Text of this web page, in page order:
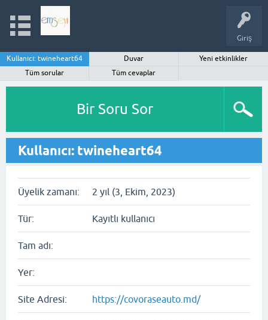
Giriş
Kullanıcı: twineheart64 Duvar
Yeni etkinlikler
Tüm sorular
Tüm cevaplar
Bir Soru Sor
Kullanıcı: twineheart64
Üyelik zamanı: 2 yıl (3, Ekim, 2023)
Tür: Kayıtlı kullanıcı
Tam adı:
Yer:
Site Adresi: https://covoraseauto.md/